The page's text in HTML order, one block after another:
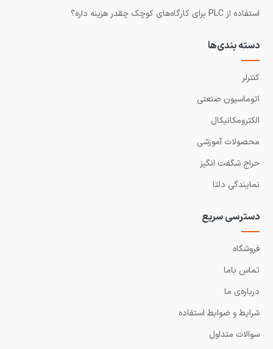
استفاده از PLC برای کارگاه‌های کوچک چقدر هزینه داره؟
دسته بندی‌ها
کنترلر
اتوماسیون صنعتی
الکترومکانیکال
محصولات آموزشی
حراج شگفت انگیز
نمایندگی دلتا
دسترسی سریع
فروشگاه
تماس باما
درباره‌ی ما
شرایط و ضوابط استفاده
سوالات متداول